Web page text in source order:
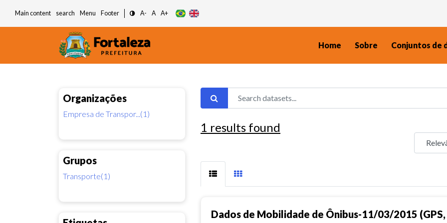
Main content search Menu Footer A- A A+
Home Sobre Conjuntos de
Organizações
Empresa de Transpor...(1)
Grupos
Transporte(1)
1 results found
Dados de Mobilidade de Ônibus-11/03/2015